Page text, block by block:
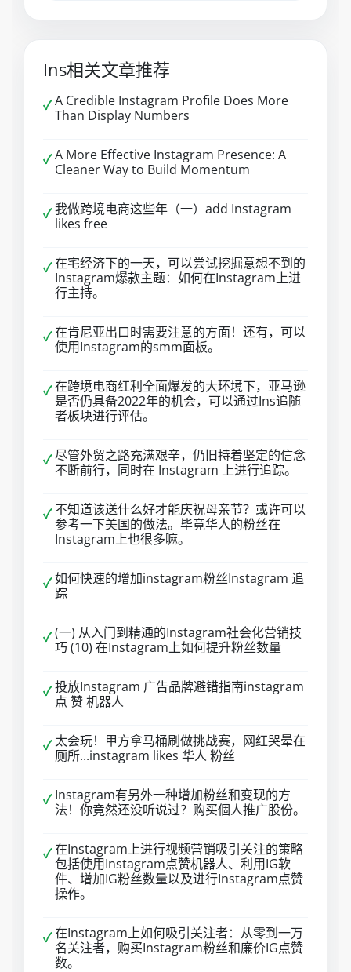
Ins相关文章推荐
✓A Credible Instagram Profile Does More
Than Display Numbers
✓A More Effective Instagram Presence: A
Cleaner Way to Build Momentum
✓我做跨境电商这些年（一）add Instagram
likes free
✓在宅经济下的一天，可以尝试挖掘意想不到的
Instagram爆款主题：如何在Instagram上进
行主持。
✓在肯尼亚出口时需要注意的方面！还有，可以
使用Instagram的smm面板。
✓在跨境电商红利全面爆发的大环境下，亚马逊
是否仍具备2022年的机会，可以通过Ins追随
者板块进行评估。
✓尽管外贸之路充满艰辛，仍旧持着坚定的信念
不断前行，同时在 Instagram 上进行追踪。
✓ 不知道该送什么好才能庆祝母亲节？或许可以
参考一下美国的做法。毕竟华人的粉丝在
Instagram上也很多嘛。
✓如何快速的增加instagram粉丝Instagram 追
踪
✓(一) 从入门到精通的Instagram社会化营销技
巧 (10) 在Instagram上如何提升粉丝数量
✓投放Instagram 广告品牌避错指南instagram
点 赞 机器人
✓ 太会玩！甲方拿马桶刷做挑战赛，网红哭晕在
厕所...instagram likes 华人 粉丝
✓ Instagram有另外一种增加粉丝和变现的方
法！你竟然还没听说过？购买個人推广股份。
✓在Instagram上进行视频营销吸引关注的策略
包括使用Instagram点赞机器人、利用IG软
件、增加IG粉丝数量以及进行Instagram点赞
操作。
✓在Instagram上如何吸引关注者：从零到一万
名关注者，购买Instagram粉丝和廉价IG点赞
数。